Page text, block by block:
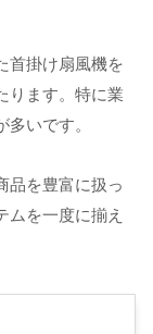
首掛け扇風機を
ります。特に業
いです。
品を豊富に扱っ
ムを一度に揃え